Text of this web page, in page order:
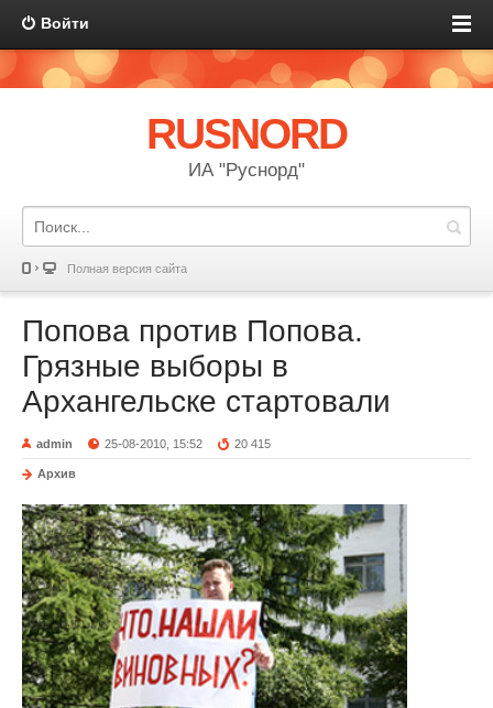
Войти
RUSNORD
ИА "Руснорд"
Полная версия сайта
Попова против Попова.
Грязные выборы в
Архангельске стартовали
admin 25-08-2010, 15:52 20 415
Архив